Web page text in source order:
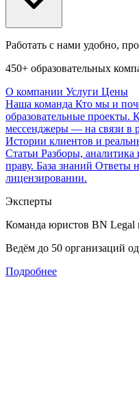
Работать с нами удобно,
450+ образовательных
О компании Услуги Цены
Наша команда Кто мы и
образовательные проекты.
мессенджеры — на связи в
Истории клиентов и
Статьи Разборы, аналитика
праву. База знаний Ответы
лицензировании.
Эксперты
Команда юристов BN Legal
Ведём до 50 организаций
Подробнее